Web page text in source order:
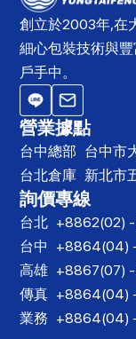
創立於2003年,在
細心包裝技術與
戶手中。
營業據點
台中總部 台中市
台北倉庫 新北市
詢價專線
台北 +8862(02)
台中 +8864(04)
高雄 +8867(07)
傳真 +8864(04)
業務 +8864(04)